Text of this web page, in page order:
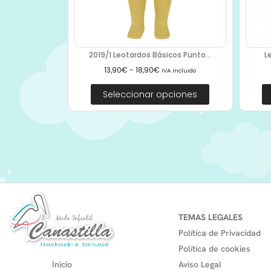
2019/1 Leotardos Básicos Punto...
13,90€ - 18,90€ IVA Incluido
Seleccionar opciones
Inicio
TEMAS LEGALES
Política de Privacidad
Política de cookies
Aviso Legal